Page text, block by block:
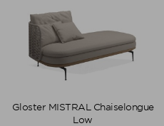
Gloster MISTRAL Chaiselongue
Low